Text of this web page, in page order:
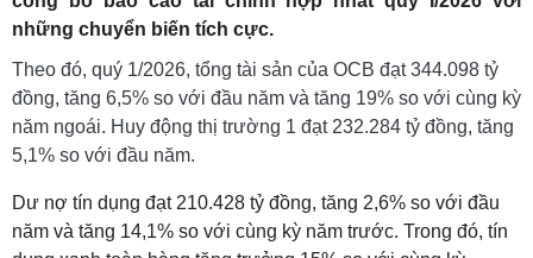
những chuyển biến tích cực.
Theo đó, quý 1/2026, tổng tài sản của OCB đạt 344.098 tỷ
đồng, tăng 6,5% so với đầu năm và tăng 19% so với cùng kỳ
năm ngoái. Huy động thị trường 1 đạt 232.284 tỷ đồng, tăng
5,1% so với đầu năm.
Dư nợ tín dụng đạt 210.428 tỷ đồng, tăng 2,6% so với đầu
năm và tăng 14,1% so với cùng kỳ năm trước. Trong đó, tín